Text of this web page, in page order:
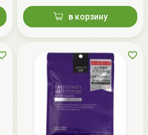
в корзину